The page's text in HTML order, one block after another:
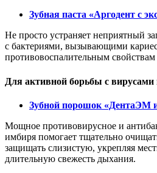
Зубная паста «Аргодент с
Не просто устраняет неприятный
с бактериями, вызывающими
противовоспалительным свойствам
Для активной борьбы с вирусами
Зубной порошок «ДентаЭМ
Мощное противовирусное и
имбиря помогает тщательно
защищать слизистую, укрепляя
длительную свежесть дыхания.